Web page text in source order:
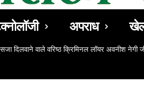
अपराध
दिलवाने वाले वरिष्ठ क्रिमिनल लॉयर अवनीश नेगी